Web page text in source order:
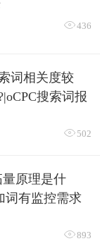
436
词相关度较
搜索词报
 502
量原理是什
词有监控需求
893